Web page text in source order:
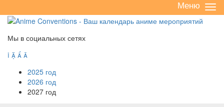
/
Меню
Мы в социальных сетях
   
2025 год
2026 год
2027 год